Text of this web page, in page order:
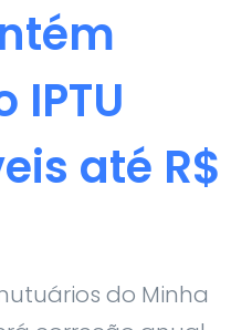
IPTU
até R$
do Minha